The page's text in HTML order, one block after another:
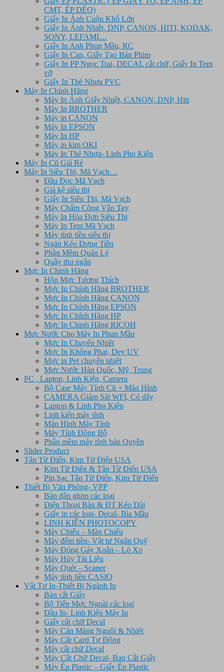
CMT, ÉP DẺO)
Giấy In Ảnh Cuộn Khổ Lớn
Giấy In Ảnh Nhiêt, DNP, CANON, HITI, KODAK,
SONY, LEFAMI…
Giấy In Anh Phun Mầu, RC
Giấy In Can, Giấy Tạo Bản Phim
Giấy In PP Ngọc Trai, DECAL cắt chữ, Giấy In Tem
vỡ
Giấy In Thẻ Nhựa PVC
Máy In Chính Hãng
Máy In Ảnh Giấy Nhiệt, CANON, DNP, Hiti
Máy In BROTHER
Máy in CANON
Máy In EPSON
Máy In HP
Máy in kim OKI
Máy In Thẻ Nhựa- Linh Phụ Kiện
Máy In Cũ Giá Rẻ
Máy In Siêu Thị, Mã Vạch…
Đầu Đọc Mã Vạch
Giá kệ siêu thị
Giấy In Siêu Thị, Mã Vạch
Máy Chấm Công Vân Tay
Máy In Hóa Đơn Siêu Thị
Máy In Tem Mã Vạch
Máy tính tiền siêu thị
Ngăn Kéo Đựng Tiền
Phần Mềm Quản Lý
Quầy thu ngân
Mực In Chính Hãng
Hộp Mực Tương Thích
Mực In Chính Hãng BROTHER
Mực In Chính Hãng CANON
Mực In Chính Hãng EPSON
Mực In Chính Hãng HP
Mực In Chinh Hãng RICOH
Mưc Nước Cho Máy In Phun Mầu
Mực In Chuyển Nhiêt
Mực In Không Phai, Dey UV
Mực in Pet chuyển nhiệt
Mực Nước Hàn Quốc, Mỹ, Trung
PC , Laptop, Linh Kiện, Camera
Bộ Case Máy Tính Cũ + Màn Hình
CAMERA Giám Sát WFI, Có dây
Laptop & Linh Phụ Kiện
Linh kiện máy tính
Màn Hình Máy Tính
Máy Tính Đồng Bộ
Phần mềm máy tính bản Quyền
Slider Product
Tân Từ Điển, Kim Từ Điển USA
Kim Từ Điên & Tân Từ Điển USA
Pin,Sạc Tân Từ Điển, Kim Từ Điển
Thiết Bị Văn Phòng- VPP
Bàn dập ghim các loại
Điện Thoại Bàn & ĐT Kéo Dài
Giấy in các loại- Decal- Bìa Mầu
LINH KIỆN PHOTOCOPY
Máy Chiếu – Màn Chiếu
Máy đếm tiền- Vật tư Ngân Quỹ
Máy Đóng Gáy Xoắn – Lò Xo
Máy Hủy Tài Liệu
Máy Quét – Scaner
Máy tính tiền CASIO
Vật Tư In-Thiết Bị Ngành In
Bàn cắt Giấy
Bộ Tiếp Mực Ngoài các loại
Đầu In- Linh Kiện Máy In
Giấy cắt chữ Decal
Máy Cán Màng Nguội & Nhiệt
Máy Cắt Card Tự Động
Máy cắt chữ Decal
Máy Cắt Chữ Decal- Ban Cắt Giấy
Máy Ép Plastic – Giấy Ép Plastic